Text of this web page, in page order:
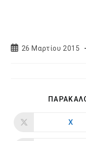
Post26 Μαρτίου 2015
Opens
X